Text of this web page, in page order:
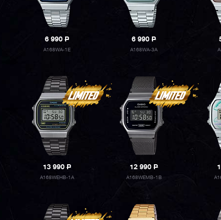
6 990P
A168WA-1E
6 990P
A168WA-3A
13 990P
A168WEHB-1A
12 990P
A168WEMB-1B